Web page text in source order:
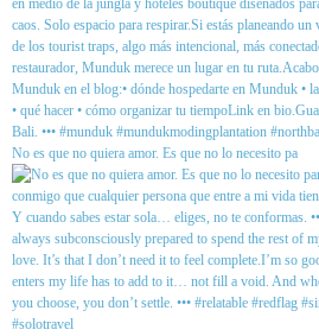
No es que no quiera amor. Es que no lo necesito pa